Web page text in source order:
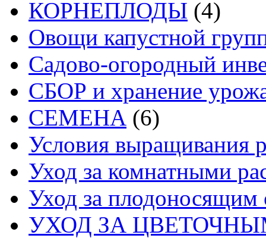
КОРНЕПЛОДЫ (4)
Овощи капустной
Садово-огородный
СБОР и хранение
СЕМЕНА (6)
Условия выращивания
Уход за комнатными
Уход за плодоносящим
УХОД ЗА